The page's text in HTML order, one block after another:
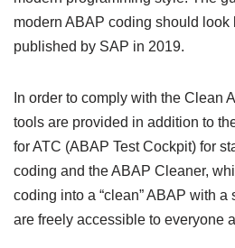
modern ABAP coding should look
published by SAP in 2019.
In order to comply with the Clean
tools are provided in addition to
for ATC (ABAP Test Cockpit) for
coding and the ABAP Cleaner,
coding into a “clean” ABAP with
are freely accessible to everyone